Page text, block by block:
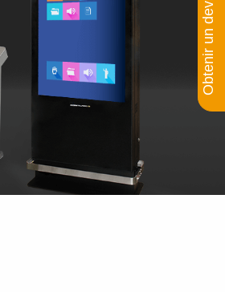
Obtenir un devis